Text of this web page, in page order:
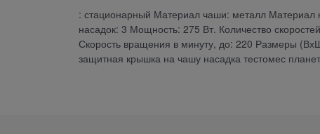
: стационарный Материал чаши: металл Материал
насадок: 3 Мощность: 275 Вт. Количество
Скорость вращения в минуту, до: 220 Размеры
защитная крышка на чашу насадка тестомес